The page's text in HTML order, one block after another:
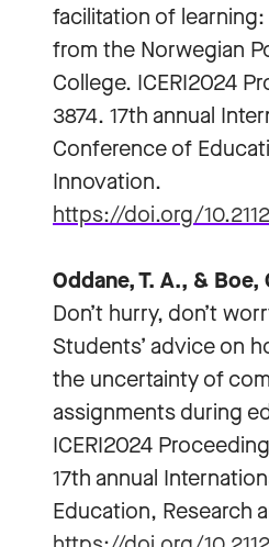
facilitation of
from the Norwegian
College. ICERI2024
3874. 17th annual
Conference of
Innovation.
https://doi.org/
Oddane, T. A., & Boe,
Don’t hurry, don’t
Students’ advice on
the uncertainty of
assignments during
ICERI2024
17th annual
Education, Research